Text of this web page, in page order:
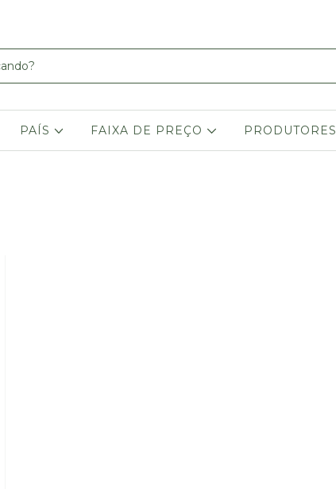
PAÍS FAIXA DE PREÇO PRODUTORES